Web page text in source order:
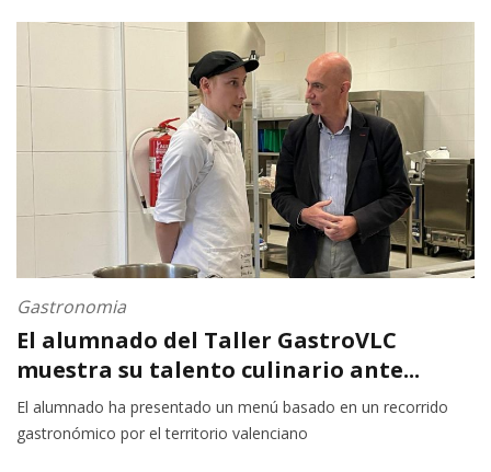
Gastronomia
El alumnado del Taller GastroVLC
muestra su talento culinario ante...
El alumnado ha presentado un menú basado en un recorrido
gastronómico por el territorio valenciano